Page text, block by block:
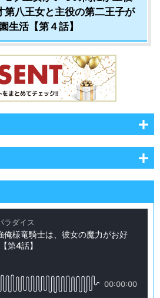
八王女と主役の第二王子が
生活【第４話】